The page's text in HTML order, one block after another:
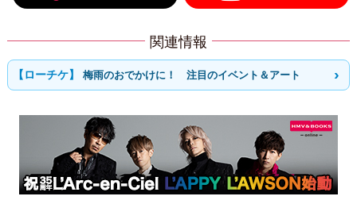
関連情報
梅雨のおでかけに！ 注目のイベント＆アート